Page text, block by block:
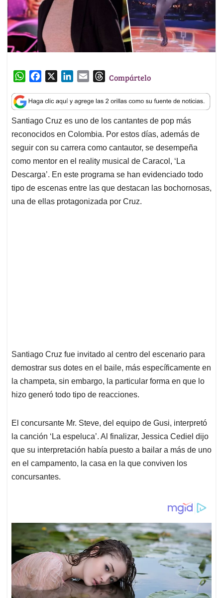
W
a
t
s
A
p
p
c
e
b
o
o
k
n
k
e
d
I
n
a
i
l
T
r
e
a
d
s
Compártelo
Santiago Cruz es uno de los cantantes de pop más
reconocidos en Colombia. Por estos días, además de
seguir con su carrera como cantautor, se desempeña
como mentor en el reality musical de Caracol, ‘La
Descarga’. En este programa se han evidenciado todo
tipo de escenas entre las que destacan las bochornosas,
una de ellas protagonizada por Cruz.
Santiago Cruz fue invitado al centro del escenario para
demostrar sus dotes en el baile, más específicamente en
la champeta, sin embargo, la particular forma en que lo
hizo generó todo tipo de reacciones.
El concursante Mr. Steve, del equipo de Gusi, interpretó
la canción ‘La espeluca’. Al finalizar, Jessica Cediel dijo
que su interpretación había puesto a bailar a más de uno
en el campamento, la casa en la que conviven los
concursantes.